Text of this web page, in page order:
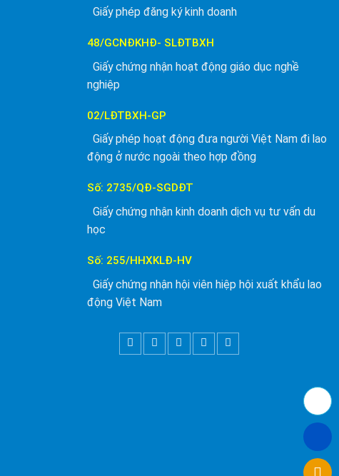
Giấy phép đăng ký kinh doanh
48/GCNĐKHĐ- SLĐTBXH
Giấy chứng nhận hoạt động giáo dục nghề
nghiệp
02/LĐTBXH-GP
Giấy phép hoạt động đưa người Việt Nam đi lao
động ở nước ngoài theo hợp đồng
Số: 2735/QĐ-SGDĐT
Giấy chứng nhận kinh doanh dịch vụ tư vấn du
học
Số: 255/HHXKLĐ-HV
Giấy chứng nhận hội viên hiệp hội xuất khẩu lao
động Việt Nam